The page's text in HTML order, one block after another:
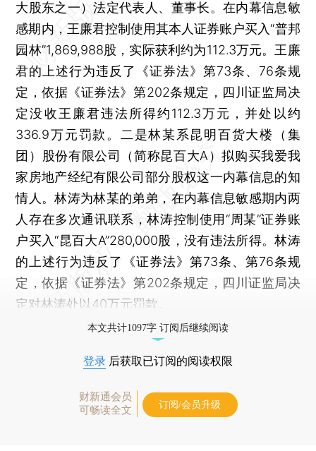
大股东之一）法定代表人、董事长。在内幕信息敏
感期内，王廉君控制使用其本人证券账户买入“普邦
园林”1,869,988股，实际获利约为112.3万元。王廉
君的上述行为违反了《证券法》第73条、76条规
定，依据《证券法》第202条规定，四川证监局决
定没收王廉君违法所得约112.3万元，并处以约
336.9万元罚款。二是林某系昆明百货大楼（集
团）股份有限公司（简称昆百大A）拟购买我爱我
家房地产经纪有限公司部分股权这一内幕信息的知
情人。林涛为林某的弟弟，在内幕信息敏感期内两
人存在多次通讯联系，林涛控制使用“周某”证券账
户买入“昆百大A”280,000股，没有违法所得。林涛
的上述行为违反了《证券法》第73条、第76条规
定，依据《证券法》第202条规定，四川证监局决
定对林涛处以40万元罚款。
本文共计1097字 订阅后继续阅读
登录 后获取已订阅的阅读权限
财新通会员
可畅读全文
订阅/会员升级